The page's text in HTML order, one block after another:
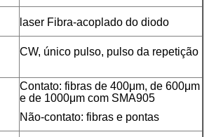
laser Fibra-acoplado do diodo
CW, único pulso, pulso da repetição
Contato: fibras de 400μm, de 600μm
e de 1000μm com SMA905
Não-contato: fibras e pontas